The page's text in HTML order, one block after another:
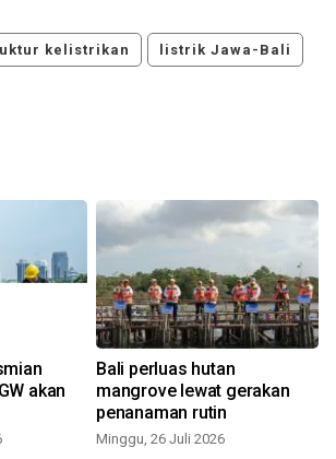
kelistrikan listrik Jawa-Bali
akan
Bali perluas hutan
mangrove lewat gerakan
penanaman rutin
Minggu, 26 Juli 2026